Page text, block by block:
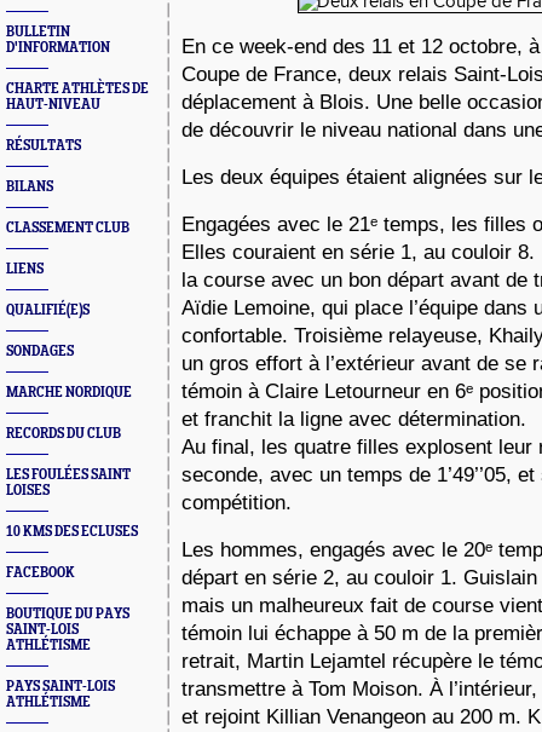
BULLETIN
D'INFORMATION
CHARTE ATHLÈTES DE
HAUT-NIVEAU
RÉSULTATS
BILANS
CLASSEMENT CLUB
LIENS
QUALIFIÉ(E)S
SONDAGES
MARCHE NORDIQUE
RECORDS DU CLUB
LES FOULÉES SAINT
LOISES
10 KMS DES ECLUSES
FACEBOOK
BOUTIQUE DU PAYS
SAINT-LOIS
ATHLÉTISME
PAYS SAINT-LOIS
ATHLÉTISME
En ce week-end des 11 et 12 octobre,
Coupe de France, deux relais Saint-
déplacement à Blois. Une belle
de découvrir le niveau national dans
Les deux équipes étaient alignées sur
Engagées avec le 21ᵉ temps, les filles
Elles couraient en série 1, au couloir
la course avec un bon départ avant de
Aïdie Lemoine, qui place l’équipe dans
confortable. Troisième relayeuse,
un gros effort à l’extérieur avant de se
témoin à Claire Letourneur en 6ᵉ
et franchit la ligne avec détermination.
Au final, les quatre filles explosent leur
seconde, avec un temps de 1’49’’05,
compétition.
Les hommes, engagés avec le 20ᵉ
départ en série 2, au couloir 1.
mais un malheureux fait de course
témoin lui échappe à 50 m de la
retrait, Martin Lejamtel récupère le
transmettre à Tom Moison. À
et rejoint Killian Venangeon au 200 m.